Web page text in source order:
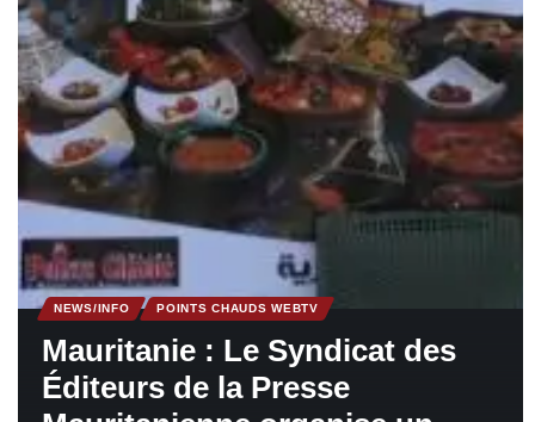
NEWS/INFO POINTS CHAUDS WEBTV
Mauritanie : Le Syndicat des
Éditeurs de la Presse